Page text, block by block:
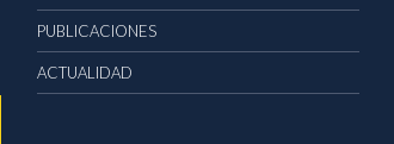
PUBLICACIONES
ACTUALIDAD